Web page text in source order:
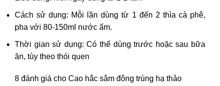
Cách sử dụng: Mỗi lần dùng từ 1 đến 2 thìa cà phê,
pha với 80-150ml nước ấm.
Thời gian sử dụng: Có thể dùng trước hoặc sau bữa
ăn, tùy theo thói quen
8 đánh giá cho Cao hắc sâm đông trùng hạ thảo